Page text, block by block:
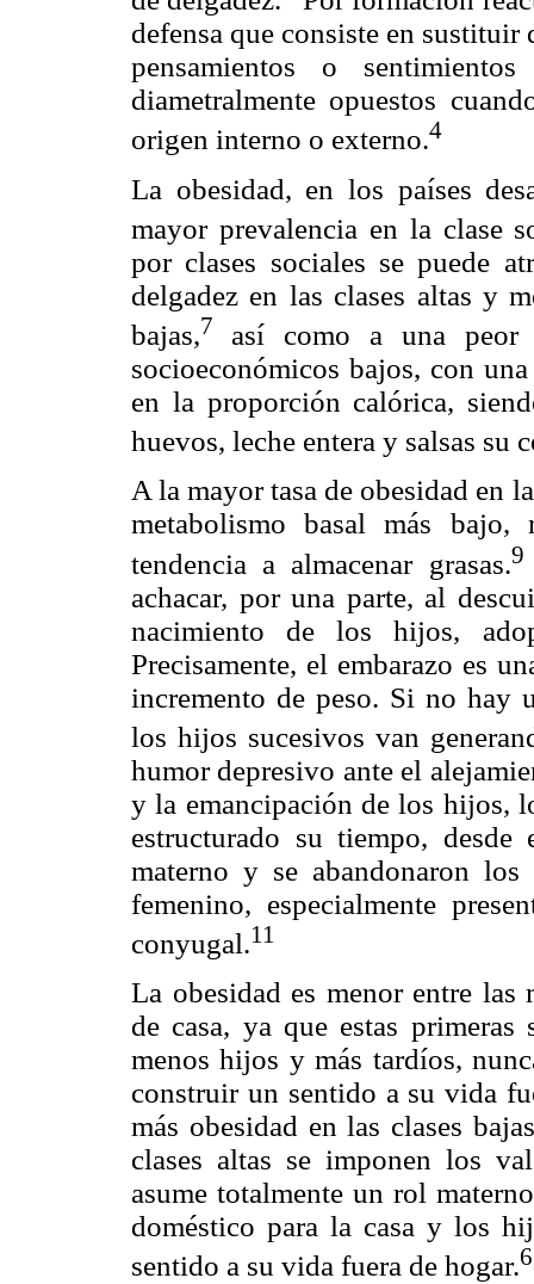
defensa que consiste en
pensamientos o
diametralmente opuestos
origen interno o externo.4
La obesidad, en los países
mayor prevalencia en la clase
por clases sociales se puede
delgadez en las clases altas y
bajas,7 así como a una peor
socioeconómicos bajos, con
en la proporción calórica,
huevos, leche entera y salsas
A la mayor tasa de obesidad en
metabolismo basal más
tendencia a almacenar grasas.
achacar, por una parte, al
nacimiento de los hijos,
Precisamente, el embarazo es
incremento de peso. Si no hay
los hijos sucesivos van
humor depresivo ante el
y la emancipación de los hijos,
estructurado su tiempo,
materno y se abandonaron
femenino, especialmente
conyugal.11
La obesidad es menor entre las
de casa, ya que estas
menos hijos y más tardíos,
construir un sentido a su vida
más obesidad en las clases
clases altas se imponen los
asume totalmente un rol
doméstico para la casa y los
sentido a su vida fuera de hogar.